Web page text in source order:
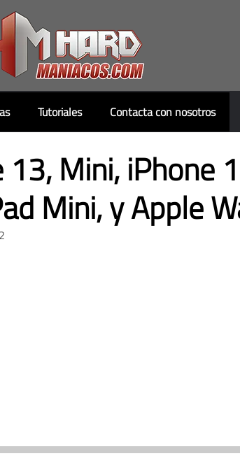
Tutoriales Contacta con nosotros
Mini, iPhone
Mini, y Apple